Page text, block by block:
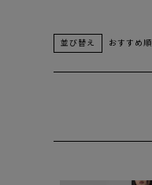
並び替え おすすめ順